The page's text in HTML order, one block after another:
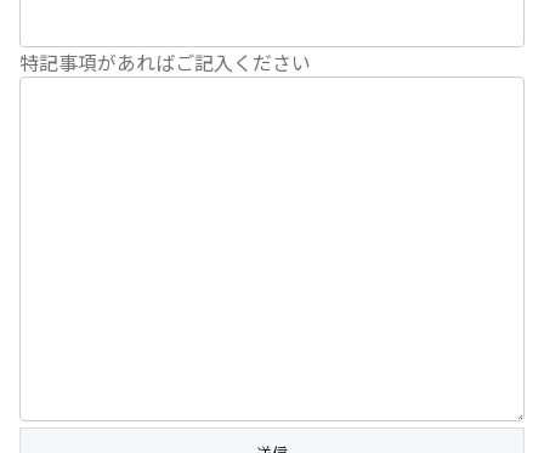
特記事項があればご記入ください